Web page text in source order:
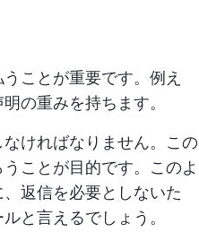
ことが重要です。例え
の重みを持ちます。
ければなりません。この
ことが目的です。このよ
返信を必要としないた
と言えるでしょう。